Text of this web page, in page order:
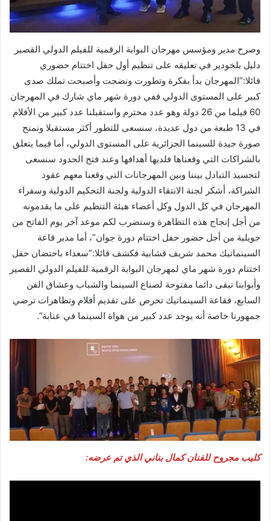
وصرح مدير ومؤسس مهرجان البوابة الرقمية للفيلم الدولي القصير
دليل بلخودير في تعليقه على تنظيم أول حفل اختتام حضوري
قائلا:”المهرجان بدأ بفكرة وتطورت ونضجت وأصبحت تملك صدى
كبير على المستوى الدولي ففي دورة شهر ماي شارك في المهرجان
60 فيلما من 26 دولة وهو عدد محترم واستقبلنا عدد كبير من الأفلام
في 13 طبعة من دول عديدة، سنسعى للتطور أكثر مستقبلا ونمنح
صورة جيدة للسينما الجزائرية على المستوى الدولي، أما فيما يتعلق
بالشراكات التي وقعناها فلديها أهدافها وعند فتح الحدود سنسعى
لتجسيد التبادل بيننا وبين المهرجانات التي وقعنا معهم عقود
الشراكة، أشكر لجنة الانتقاء الدولية ولجنة التحكيم الدولية وسفراء
المهرجان في كل الدول وكل أعضاء هيئة التنظيم على ما يقدمونه
من أجل إنجاح هذه التظاهرة وسنضرب لكم موعد آخر يوم الفاتح من
جويلية من أجل حضور حفل اختتام دورة جوان”، أما مدير قاعة
السينماتيك محمد شريف قشابية فكشف قائلا:”سعداء باحتضان حفل
اختتام دورة شهر ماي لمهرجان البوابة الرقمية للفيلم الدولي القصير
وأبوابنا تبقى دائما مفتوحة لصناع السينما والشباب وعشاق الفن
السابع، فقاعة السينماتيك تحرص على تقديم أفلام وتظاهرات ترضي
جمهورنا خاصة أنه يوجد عدد كبير من هواة السينما في عنابة”.
كليب مجروح للفنان كمال بناني الذي تم عرضه: